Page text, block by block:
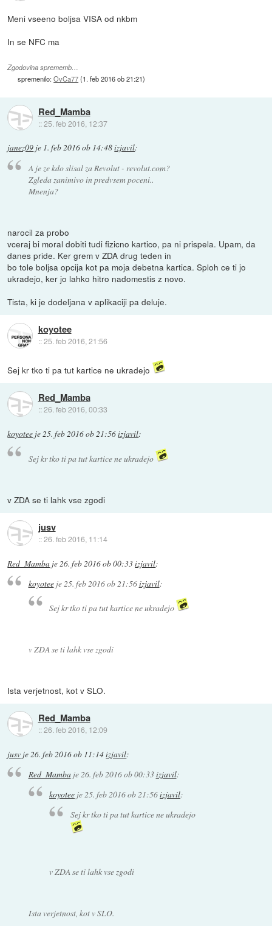
Meni vseeno boljsa VISA od nkbm
In se NFC ma
Zgodovina sprememb…
spremenilo:OvCa77(1. feb 2016 ob 21:21)
Red_Mamba
::25. feb 2016, 12:37
janez09 je 1. feb 2016 ob 14:48izjavil:
A je ze kdo slisal za Revolut - revolut.com?
Zgleda zanimivo in predvsem poceni..
Mnenja?
narocil za probo
vceraj bi moral dobiti tudi fizicno kartico, pa ni prispela. Upam, da
danes pride. Ker grem v ZDA drug teden in
bo tole boljsa opcija kot pa moja debetna kartica. Sploh ce ti jo
ukradejo, ker jo lahko hitro nadomestis z novo.
Tista, ki je dodeljana v aplikaciji pa deluje.
koyotee
::25. feb 2016, 21:56
Sej kr tko ti pa tut kartice ne ukradejo
Red_Mamba
::26. feb 2016, 00:33
koyotee je25. feb 2016 ob 21:56izjavil:
Sej kr tko ti pa tut kartice ne ukradejo
v ZDA se ti lahk vse zgodi
jusv
::26. feb 2016, 11:14
Red_Mamba je 26. feb 2016 ob 00:33izjavil:
koyoteeje25. feb 2016 ob 21:56izjavil:
Sej kr tko ti pa tut kartice ne ukradejo
v ZDA se ti lahk vse zgodi
Ista verjetnost, kot v SLO.
Red_Mamba
::26. feb 2016, 12:09
jusv je26. feb 2016 ob 11:14izjavil:
Red_Mambaje26. feb 2016 ob 00:33izjavil:
koyotee je25. feb 2016 ob 21:56izjavil:
Sej kr tko ti pa tut kartice ne ukradejo
v ZDA se ti lahk vse zgodi
Ista verjetnost, kot v SLO.